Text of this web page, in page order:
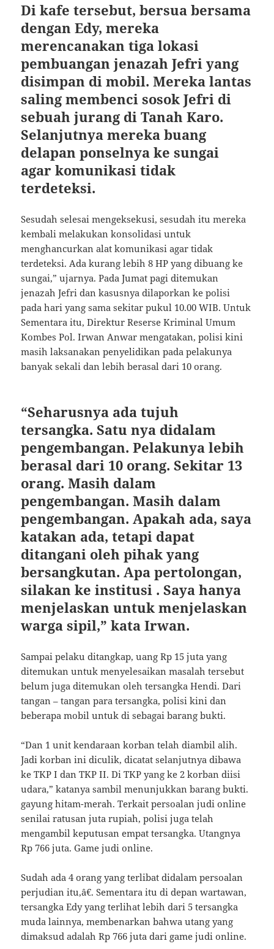
Di kafe tersebut, bersua bersama
dengan Edy, mereka
merencanakan tiga lokasi
pembuangan jenazah Jefri yang
disimpan di mobil. Mereka lantas
saling membenci sosok Jefri di
sebuah jurang di Tanah Karo.
Selanjutnya mereka buang
delapan ponselnya ke sungai
agar komunikasi tidak
terdeteksi.
Sesudah selesai mengeksekusi, sesudah itu mereka
kembali melakukan konsolidasi untuk
menghancurkan alat komunikasi agar tidak
terdeteksi. Ada kurang lebih 8 HP yang dibuang ke
sungai,” ujarnya. Pada Jumat pagi ditemukan
jenazah Jefri dan kasusnya dilaporkan ke polisi
pada hari yang sama sekitar pukul 10.00 WIB. Untuk
Sementara itu, Direktur Reserse Kriminal Umum
Kombes Pol. Irwan Anwar mengatakan, polisi kini
masih laksanakan penyelidikan pada pelakunya
banyak sekali dan lebih berasal dari 10 orang.
“Seharusnya ada tujuh
tersangka. Satu nya didalam
pengembangan. Pelakunya lebih
berasal dari 10 orang. Sekitar 13
orang. Masih dalam
pengembangan. Masih dalam
pengembangan. Apakah ada, saya
katakan ada, tetapi dapat
ditangani oleh pihak yang
bersangkutan. Apa pertolongan,
silakan ke institusi . Saya hanya
menjelaskan untuk menjelaskan
warga sipil,” kata Irwan.
Sampai pelaku ditangkap, uang Rp 15 juta yang
ditemukan untuk menyelesaikan masalah tersebut
belum juga ditemukan oleh tersangka Hendi. Dari
tangan – tangan para tersangka, polisi kini dan
beberapa mobil untuk di sebagai barang bukti.
“Dan 1 unit kendaraan korban telah diambil alih.
Jadi korban ini diculik, dicatat selanjutnya dibawa
ke TKP I dan TKP II. Di TKP yang ke 2 korban diisi
udara,” katanya sambil menunjukkan barang bukti.
gayung hitam-merah. Terkait persoalan judi online
senilai ratusan juta rupiah, polisi juga telah
mengambil keputusan empat tersangka. Utangnya
Rp 766 juta. Game judi online.
Sudah ada 4 orang yang terlibat didalam persoalan
perjudian itu,â€. Sementara itu di depan wartawan,
tersangka Edy yang terlihat lebih dari 5 tersangka
muda lainnya, membenarkan bahwa utang yang
dimaksud adalah Rp 766 juta dari game judi online.